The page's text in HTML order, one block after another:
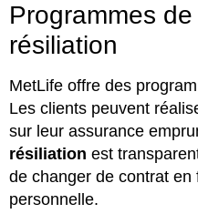
Programmes
résiliation
MetLife offre des
Les clients peuvent
sur leur assurance
résiliation est
de changer de contrat
personnelle.